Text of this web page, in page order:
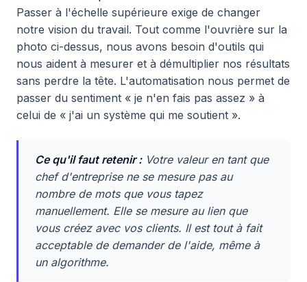
Passer à l'échelle supérieure exige de changer
notre vision du travail. Tout comme l'ouvrière sur la
photo ci-dessus, nous avons besoin d'outils qui
nous aident à mesurer et à démultiplier nos résultats
sans perdre la tête. L'automatisation nous permet de
passer du sentiment « je n'en fais pas assez » à
celui de « j'ai un système qui me soutient ».
Ce qu'il faut retenir :Votre valeur en tant que
chef d'entreprise ne se mesure pas au
nombre de mots que vous tapez
manuellement. Elle se mesure au lien que
vous créez avec vos clients. Il est tout à fait
acceptable de demander de l'aide, même à
un algorithme.